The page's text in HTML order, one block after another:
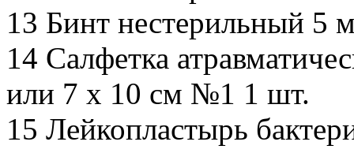
13 Бинт нестерильный 5
14 Салфетка
или 7 x 10 см №1 1 шт.
15 Лейкопластырь